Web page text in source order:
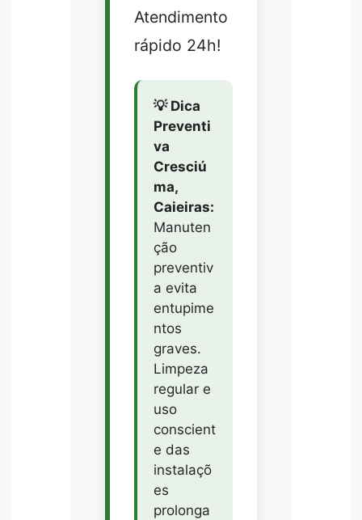
Atendimento
rápido 24h!
💡 Dica
Preventi
va
Cresciú
ma,
Caieiras:
Manuten
ção
preventiv
a evita
entupime
ntos
graves.
Limpeza
regular e
uso
conscient
e das
instalaçõ
es
prolonga